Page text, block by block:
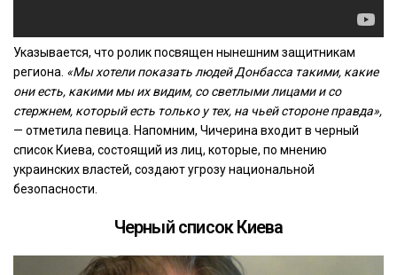
Указывается, что ролик посвящен нынешним защитникам
региона. «Мы хотели показать людей Донбасса такими, какие
они есть, какими мы их видим, со светлыми лицами и со
стержнем, который есть только у тех, на чьей стороне правда»,
— отметила певица. Напомним, Чичерина входит в черный
список Киева, состоящий из лиц, которые, по мнению
украинских властей, создают угрозу национальной
безопасности.
Черный список Киева